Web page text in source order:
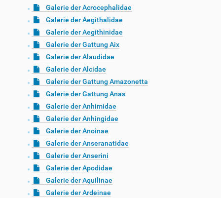
Galerie der Acrocephalidae
Galerie der Aegithalidae
Galerie der Aegithinidae
Galerie der Gattung Aix
Galerie der Alaudidae
Galerie der Alcidae
Galerie der Gattung Amazonetta
Galerie der Gattung Anas
Galerie der Anhimidae
Galerie der Anhingidae
Galerie der Anoinae
Galerie der Anseranatidae
Galerie der Anserini
Galerie der Apodidae
Galerie der Aquilinae
Galerie der Ardeinae